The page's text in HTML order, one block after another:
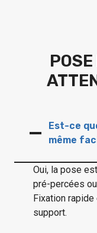
Est-ce
même
Oui, la pose est
pré-percées
Fixation
support.